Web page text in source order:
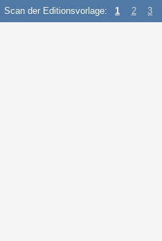
Scan der Editionsvorlage: 1 2 3